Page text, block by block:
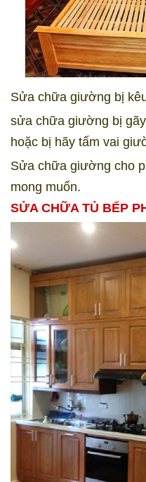
Sửa chữa giường bị
sửa chữa giường bị
hoặc bị hãy tấm vai
Sửa chữa giường cho
mong muốn.
SỬA CHỮA TỦ BẾP